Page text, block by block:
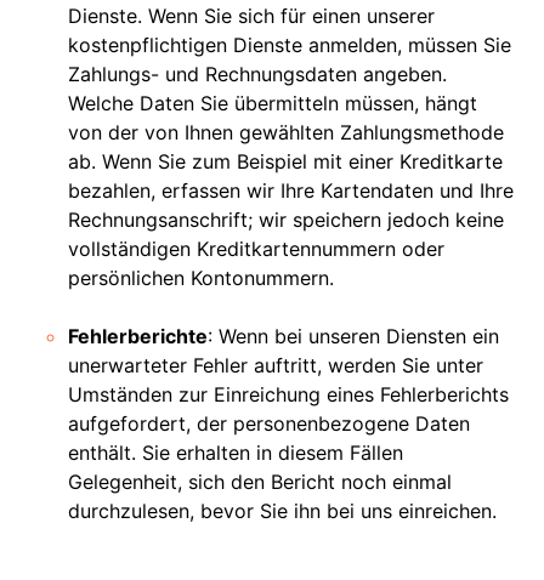
Dienste. Wenn Sie sich für einen unserer
kostenpflichtigen Dienste anmelden, müssen Sie
Zahlungs- und Rechnungsdaten angeben.
Welche Daten Sie übermitteln müssen, hängt
von der von Ihnen gewählten Zahlungsmethode
ab. Wenn Sie zum Beispiel mit einer Kreditkarte
bezahlen, erfassen wir Ihre Kartendaten und Ihre
Rechnungsanschrift; wir speichern jedoch keine
vollständigen Kreditkartennummern oder
persönlichen Kontonummern.
Fehlerberichte: Wenn bei unseren Diensten ein
unerwarteter Fehler auftritt, werden Sie unter
Umständen zur Einreichung eines Fehlerberichts
aufgefordert, der personenbezogene Daten
enthält. Sie erhalten in diesem Fällen
Gelegenheit, sich den Bericht noch einmal
durchzulesen, bevor Sie ihn bei uns einreichen.